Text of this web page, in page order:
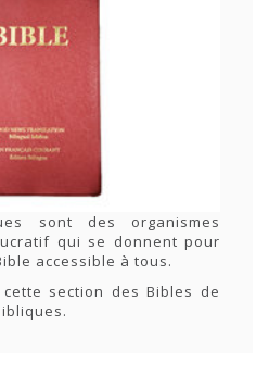
sont des organismes
qui se donnent pour
accessible à tous.
section des Bibles de